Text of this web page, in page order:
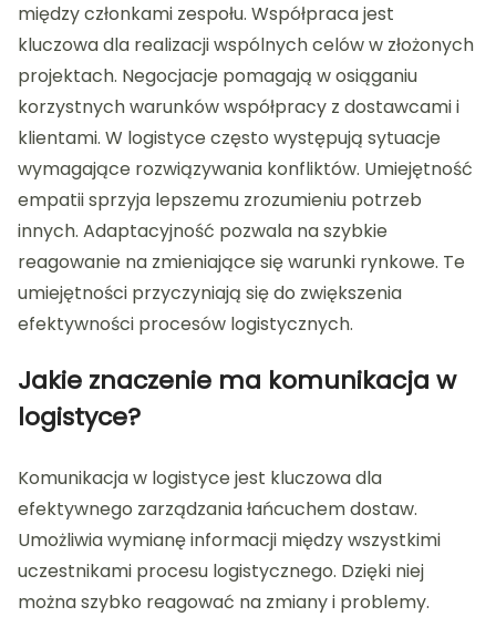
między członkami zespołu. Współpraca jest
kluczowa dla realizacji wspólnych celów w złożonych
projektach. Negocjacje pomagają w osiąganiu
korzystnych warunków współpracy z dostawcami i
klientami. W logistyce często występują sytuacje
wymagające rozwiązywania konfliktów. Umiejętność
empatii sprzyja lepszemu zrozumieniu potrzeb
innych. Adaptacyjność pozwala na szybkie
reagowanie na zmieniające się warunki rynkowe. Te
umiejętności przyczyniają się do zwiększenia
efektywności procesów logistycznych.
Jakie znaczenie ma komunikacja w
logistyce?
Komunikacja w logistyce jest kluczowa dla
efektywnego zarządzania łańcuchem dostaw.
Umożliwia wymianę informacji między wszystkimi
uczestnikami procesu logistycznego. Dzięki niej
można szybko reagować na zmiany i problemy.